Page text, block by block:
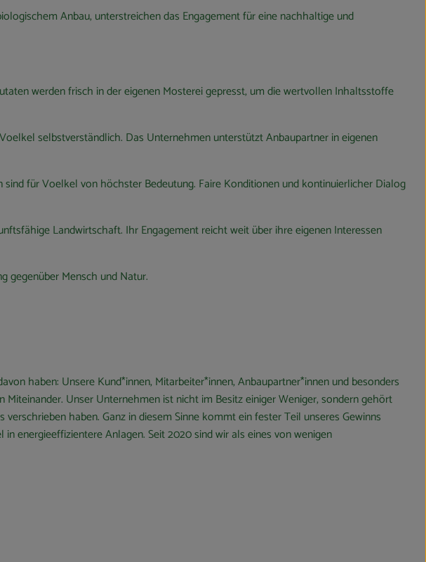
Anbau, unterstreichen das Engagement für eine nachhaltige und
werden frisch in der eigenen Mosterei gepresst, um die wertvollen Inhaltsstoffe
selbstverständlich. Das Unternehmen unterstützt Anbaupartner in eigenen
für Voelkel von höchster Bedeutung. Faire Konditionen und kontinuierlicher Dialog
Landwirtschaft. Ihr Engagement reicht weit über ihre eigenen Interessen
gegenüber Mensch und Natur.
haben: Unsere Kund*innen, Mitarbeiter*innen, Anbaupartner*innen und besonders
Unser Unternehmen ist nicht im Besitz einiger Weniger, sondern gehört
haben. Ganz in diesem Sinne kommt ein fester Teil unseres Gewinns
energieeffizientere Anlagen. Seit 2020 sind wir als eines von wenigen